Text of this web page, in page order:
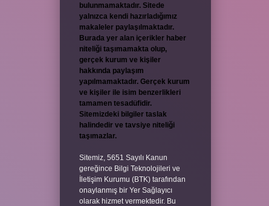
bulunmamaktadır. Sitede
yalnızca kendi hazırladığımız
makaleler paylaşılmaktadır.
Burada yer alan içerikler haber
niteliği taşımamakta olup,
gerçek kurum ve kişiler
hakkında paylaşım
yapılmamaktadır. Gerçek kurum
ve kişiler ile isim benzerlikleri
tamamen tesadüfidir.
Sitemizdeki bilgiler taslak
halindedir ve tavsiye niteliği
taşımazlar.
Sitemiz, 5651 Sayılı Kanun
gereğince Bilgi Teknolojileri ve
İletişim Kurumu (BTK) tarafından
onaylanmış bir Yer Sağlayıcı
olarak hizmet vermektedir. Bu